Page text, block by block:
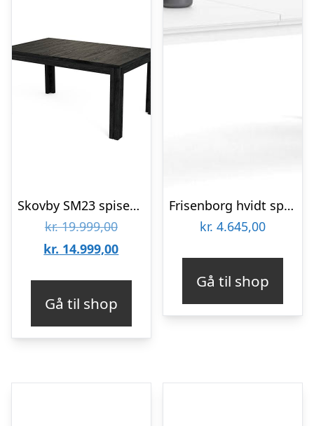
Skovby SM23 spisebord – Sort lakeret eg : Erling Christensen Møbler
kr.19.999,00Den
oprindelige
kr. 19.999,00.
kr. 14.999,00Den
kr. 14.999,00.
Gå til shop
Frisenborg hvidt spisebord med bordplademål 180 x 95 cm.
kr. 4.645,00
Gå til shop